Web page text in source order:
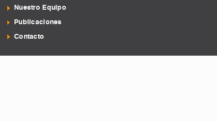
Nuestro Equipo
Publicaciones
Contacto